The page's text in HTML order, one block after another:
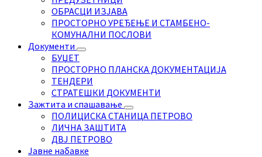
ОБРАСЦИ ИЗЈАВА
ПРОСТОРНО УРЕЂЕЊЕ И СТАМБЕНО-
КОМУНАЛНИ ПОСЛОВИ
Документи
БУЏЕТ
ПРОСТОРНО ПЛАНСКА ДОКУМЕНТАЦИЈА
ТЕНДЕРИ
СТРАТЕШКИ ДОКУМЕНТИ
Зажтита и спашавање
ПОЛИЦИСКА СТАНИЦА ПЕТРОВО
ЛИЧНА ЗАШТИТА
ДВЈ ПЕТРОВО
Јавне набавке